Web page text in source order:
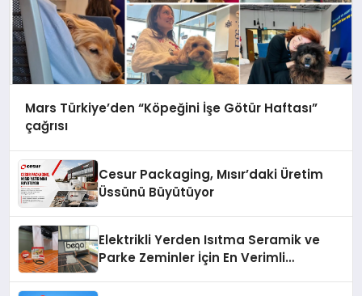
Mars Türkiye’den “Köpeğini İşe Götür Haftası”
çağrısı
Cesur Packaging, Mısır’daki Üretim
Üssünü Büyütüyor
Elektrikli Yerden Isıtma Seramik ve
Parke Zeminler İçin En Verimli